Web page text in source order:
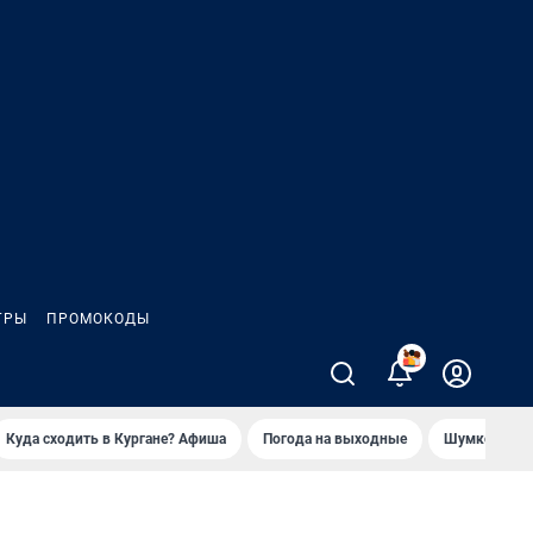
ПРОМОКОДЫ
2
Куда сходить в Кургане? Афиша Погода на выходные Шумков в